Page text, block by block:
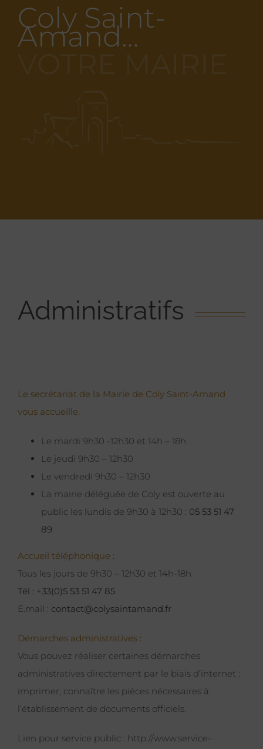
Coly Saint-
Amand…
Administratifs
Le secrétariat de la Mairie de Coly Saint-Amand
vous accueille.
Le mardi 9h30 -12h30 et 14h – 18h
Le jeudi 9h30 – 12h30
Le vendredi 9h30 – 12h30
La mairie déléguée de Coly est ouverte au
public les lundis de 9h30 à 12h30 : 05 53 51 47
89
Accueil téléphonique :
Tous les jours de 9h30 – 12h30 et 14h-18h
Tél : +33(0)5 53 51 47 85
E.mail : contact@colysaintamand.fr
Démarches administratives :
Vous pouvez réaliser certaines démarches
administratives directement par le biais d’internet :
imprimer, connaître les pièces nécessaires à
l’établissement de documents officiels.
Lien pour service public : http://www.service-